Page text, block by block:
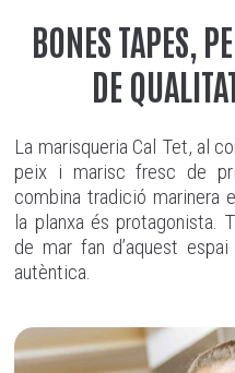
BONES TAPES,
DE
La marisqueria Cal Tet, al
peix i marisc fresc de
combina tradició marinera
la planxa és protagonista.
de mar fan d’aquest
autèntica.